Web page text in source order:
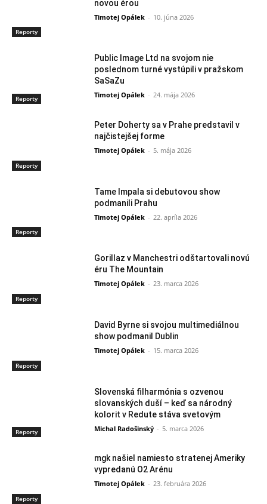
Reporty
novou érou
Timotej Opálek - 10. júna 2026
Reporty
Public Image Ltd na svojom nie
poslednom turné vystúpili v pražskom
SaSaZu
Timotej Opálek - 24. mája 2026
Reporty
Peter Doherty sa v Prahe predstavil v
najčistejšej forme
Timotej Opálek - 5. mája 2026
Reporty
Tame Impala si debutovou show
podmanili Prahu
Timotej Opálek - 22. apríla 2026
Reporty
Gorillaz v Manchestri odštartovali novú
éru The Mountain
Timotej Opálek - 23. marca 2026
Reporty
David Byrne si svojou multimediálnou
show podmanil Dublin
Timotej Opálek - 15. marca 2026
Reporty
Slovenská filharmónia s ozvenou
slovanských duší – keď sa národný
kolorit v Redute stáva svetovým
Michal Radošinský - 5. marca 2026
Reporty
mgk našiel namiesto stratenej Ameriky
vypredanú O2 Arénu
Timotej Opálek - 23. februára 2026